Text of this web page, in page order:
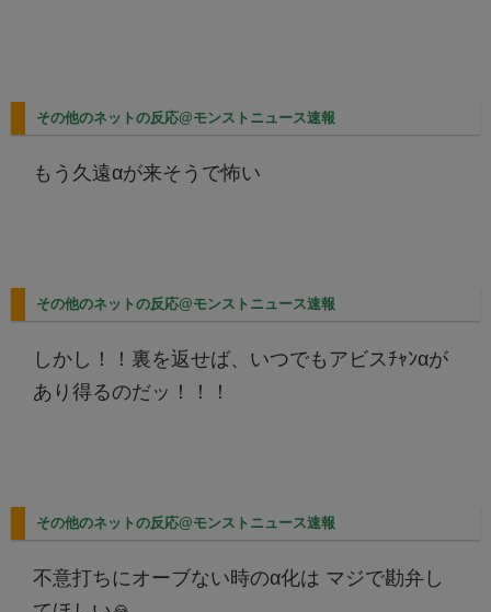
その他のネットの反応@モンストニュース速報
もう久遠αが来そうで怖い
その他のネットの反応@モンストニュース速報
しかし！！裏を返せば、いつでもアビスﾁｬﾝαが
あり得るのだッ！！！
その他のネットの反応@モンストニュース速報
不意打ちにオーブない時のα化は マジで勘弁し